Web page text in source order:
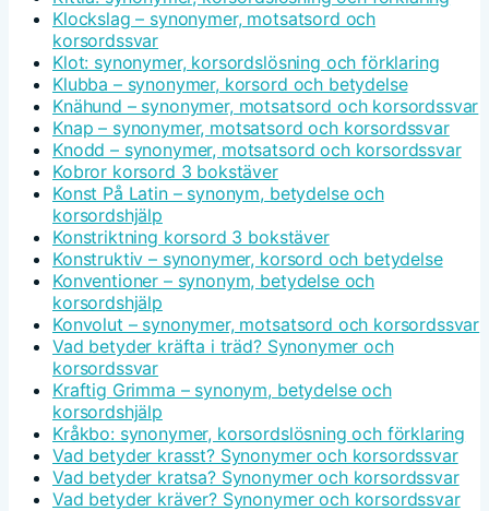
Klockslag – synonymer, motsatsord och
korsordssvar
Klot: synonymer, korsordslösning och förklaring
Klubba – synonymer, korsord och betydelse
Knähund – synonymer, motsatsord och korsordssvar
Knap – synonymer, motsatsord och korsordssvar
Knodd – synonymer, motsatsord och korsordssvar
Kobror korsord 3 bokstäver
Konst På Latin – synonym, betydelse och
korsordshjälp
Konstriktning korsord 3 bokstäver
Konstruktiv – synonymer, korsord och betydelse
Konventioner – synonym, betydelse och
korsordshjälp
Konvolut – synonymer, motsatsord och korsordssvar
Vad betyder kräfta i träd? Synonymer och
korsordssvar
Kraftig Grimma – synonym, betydelse och
korsordshjälp
Kråkbo: synonymer, korsordslösning och förklaring
Vad betyder krasst? Synonymer och korsordssvar
Vad betyder kratsa? Synonymer och korsordssvar
Vad betyder kräver? Synonymer och korsordssvar